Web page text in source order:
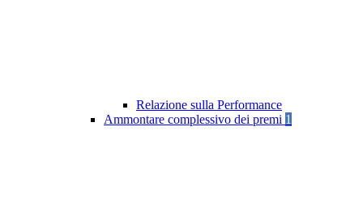
Relazione sulla Performance
Ammontare complessivo dei premi 1